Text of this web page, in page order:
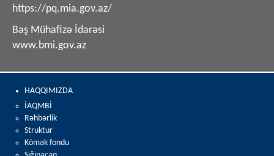
https://pq.mia.gov.az/
Baş Mühafizə İdarəsi
www.bmi.gov.az
HAQQIMIZDA
İAQMBİ
Rəhbərlik
Struktur
Kömək fondu